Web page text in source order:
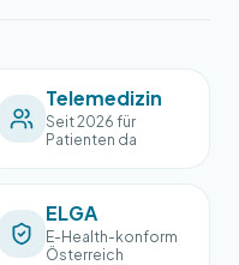
Telemedizin
Seit 2026 für
Patienten da
ELGA
E-Health-konform
Österreich